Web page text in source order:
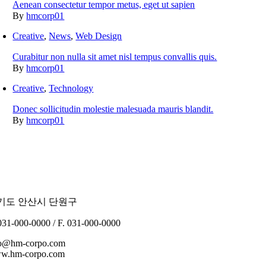
Aenean consectetur tempor metus, eget ut sapien
Byhmcorp01
Creative,News,Web Design
Curabitur non nulla sit amet nisl tempus convallis quis.
Byhmcorp01
Creative,Technology
Donec sollicitudin molestie malesuada mauris blandit.
Byhmcorp01
도 안산시 단원구
000-0000 / F. 031-000-0000
corpo.com
corpo.com